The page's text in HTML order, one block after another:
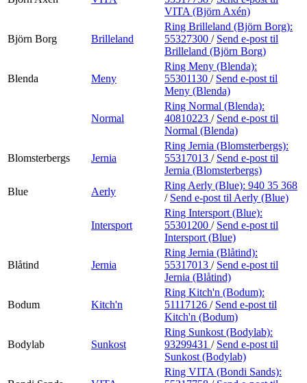
VITA (Björn Axén)
Björn Borg Brilleland
Ring Brilleland (Björn Borg):
55327300 / Send e-post til
Brilleland (Björn Borg)
Blenda Meny
Ring Meny (Blenda):
55301130 / Send e-post til
Meny (Blenda)
Normal
Ring Normal (Blenda):
40810223 / Send e-post til
Normal (Blenda)
Blomsterbergs Jernia
Ring Jernia (Blomsterbergs):
55317013 / Send e-post til
Jernia (Blomsterbergs)
Blue
Aerly
Ring Aerly (Blue): 940 35 368
/ Send e-post til Aerly (Blue)
Intersport
Ring Intersport (Blue):
55301200 / Send e-post til
Intersport (Blue)
Blåtind Jernia
Ring Jernia (Blåtind):
55317013 / Send e-post til
Jernia (Blåtind)
Bodum Kitch'n
Ring Kitch'n (Bodum):
51117126 / Send e-post til
Kitch'n (Bodum)
Bodylab Sunkost
Ring Sunkost (Bodylab):
93299431 / Send e-post til
Sunkost (Bodylab)
Ring VITA (Bondi Sands):